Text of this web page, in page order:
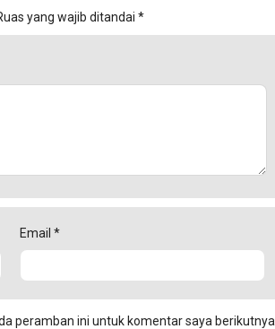
yang wajib ditandai *
Email *
peramban ini untuk komentar saya berikutnya.